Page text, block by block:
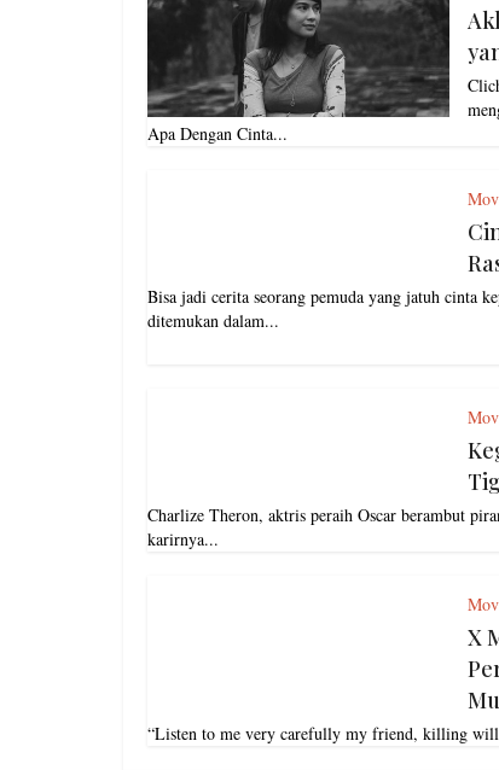
Apa Dengan Cinta...
Bisa jadi cerita seorang pemuda yang jatuh cinta
ditemukan dalam...
Charlize Theron, aktris peraih Oscar berambut
karirnya...
X
“Listen to me very carefully my friend, killing will